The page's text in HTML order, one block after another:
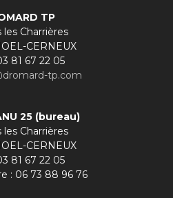
TP
les Charrières
CERNEUX
81 67 22 05
tp.com
25 (bureau)
les Charrières
CERNEUX
81 67 22 05
: 06 73 88 96 76